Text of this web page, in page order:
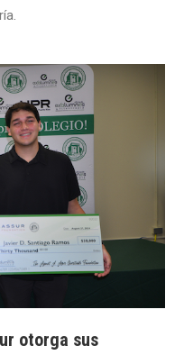
otorga sus